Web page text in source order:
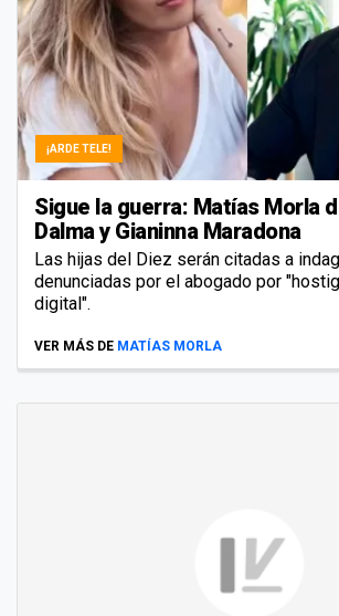
¡ARDE TELE!
Sigue la guerra: Matías Morla
Dalma y Gianinna Maradona
Las hijas del Diez serán citadas a
denunciadas por el abogado por
digital".
VER MÁS DE MATÍAS MORLA